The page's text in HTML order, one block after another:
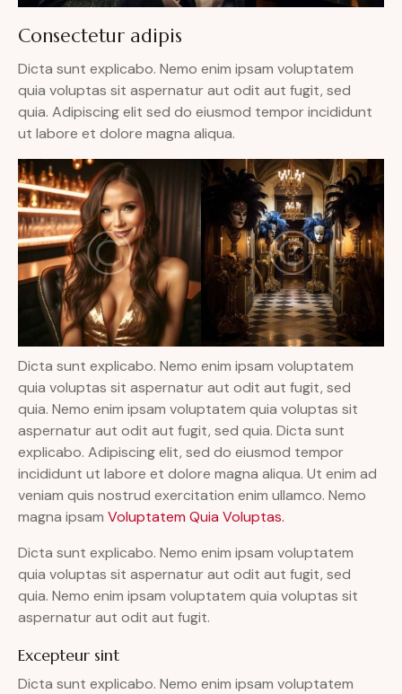
Consectetur adipis
Dicta sunt explicabo. Nemo enim ipsam voluptatem
quia voluptas sit aspernatur aut odit aut fugit, sed
quia. Adipiscing elit sed do eiusmod tempor incididunt
ut labore et dolore magna aliqua.
Dicta sunt explicabo. Nemo enim ipsam voluptatem
quia voluptas sit aspernatur aut odit aut fugit, sed
quia. Nemo enim ipsam voluptatem quia voluptas sit
aspernatur aut odit aut fugit, sed quia. Dicta sunt
explicabo. Adipiscing elit, sed do eiusmod tempor
incididunt ut labore et dolore magna aliqua. Ut enim ad
veniam quis nostrud exercitation enim ullamco. Nemo
magna ipsam Voluptatem Quia Voluptas.
Dicta sunt explicabo. Nemo enim ipsam voluptatem
quia voluptas sit aspernatur aut odit aut fugit, sed
quia. Nemo enim ipsam voluptatem quia voluptas sit
aspernatur aut odit aut fugit.
Excepteur sint
Dicta sunt explicabo. Nemo enim ipsam voluptatem